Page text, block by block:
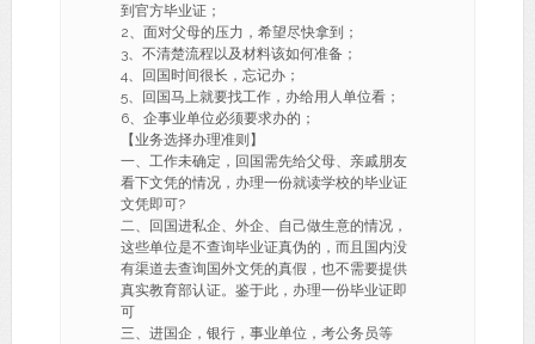
到官方毕业证；
2、面对父母的压力，希望尽快拿到；
3、不清楚流程以及材料该如何准备；
4、回国时间很长，忘记办；
5、回国马上就要找工作，办给用人单位看；
6、企事业单位必须要求办的；
【业务选择办理准则】
一、工作未确定，回国需先给父母、亲戚朋友
看下文凭的情况，办理一份就读学校的毕业证
文凭即可?
二、回国进私企、外企、自己做生意的情况，
这些单位是不查询毕业证真伪的，而且国内没
有渠道去查询国外文凭的真假，也不需要提供
真实教育部认证。鉴于此，办理一份毕业证即
可
三、进国企，银行，事业单位，考公务员等